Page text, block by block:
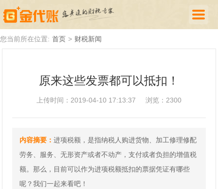
代理记账
厦门落户
关于我们
诚聘英才
您当前所在位置: 首页 > 财税新闻
原来这些发票都可以抵扣！
上传时间：2019-04-10 17:13:37 浏览：2300
内容摘要：进项税额，是指纳税人购进货物、加工修理修配
劳务、服务、无形资产或者不动产，支付或者负担的增值税
额。那么，目前可以作为进项税额抵扣的票据凭证有哪些
呢？我们一起来看吧！